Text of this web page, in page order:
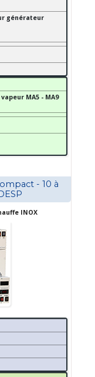
générateur
MA5 - MA9
- 10 à
INOX